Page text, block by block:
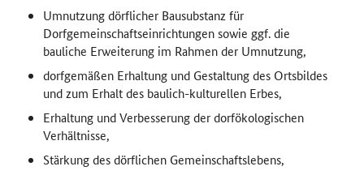
Umnutzung dörflicher Bausubstanz für
Dorfgemeinschaftseinrichtungen sowie ggf. die
bauliche Erweiterung im Rahmen der Umnutzung,
dorfgemäßen Erhaltung und Gestaltung des Ortsbildes
und zum Erhalt des baulich-kulturellen Erbes,
Erhaltung und Verbesserung der dorfökologischen
Verhältnisse,
Stärkung des dörflichen Gemeinschaftslebens,